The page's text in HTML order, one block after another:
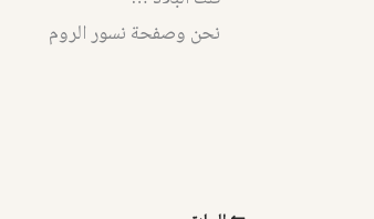
نحن وصفحة نسور الروم